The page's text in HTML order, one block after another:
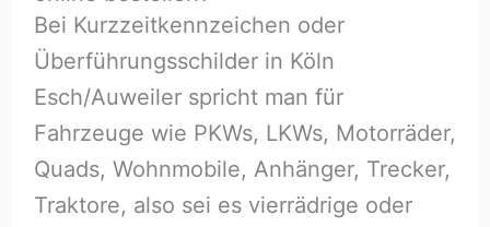
Bei Kurzzeitkennzeichen oder
Überführungsschilder in Köln
Esch/Auweiler spricht man für
Fahrzeuge wie PKWs, LKWs, Motorräder,
Quads, Wohnmobile, Anhänger, Trecker,
Traktore, also sei es vierrädrige oder